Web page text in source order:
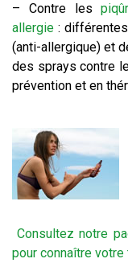
– Contre les
allergie :
(anti-allergique) et
des sprays contre
prévention et en
Consultez notre
pour connaître